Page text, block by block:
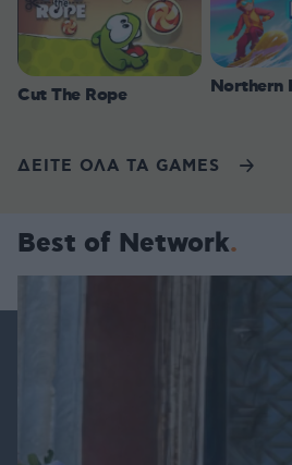
Cut The Rope Northern
ΔΕΙΤΕ ΟΛΑ ΤΑ GAMES
Best of Network